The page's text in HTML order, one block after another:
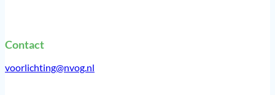
Contact
voorlichting@nvog.nl